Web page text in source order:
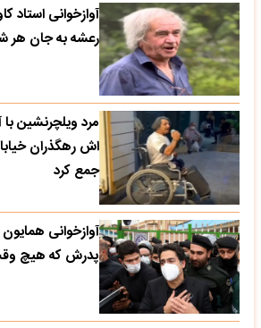
آوازخوانی استاد
رعشه به جان هر
مرد ویلچرنشین با
اش رهگذران
جمع کرد
آوازخوانی
پدرش که هیچ